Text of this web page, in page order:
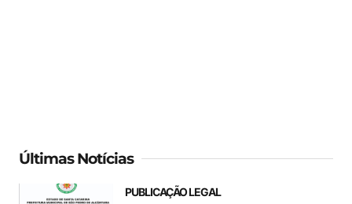
Últimas Notícias
PUBLICAÇÃO LEGAL